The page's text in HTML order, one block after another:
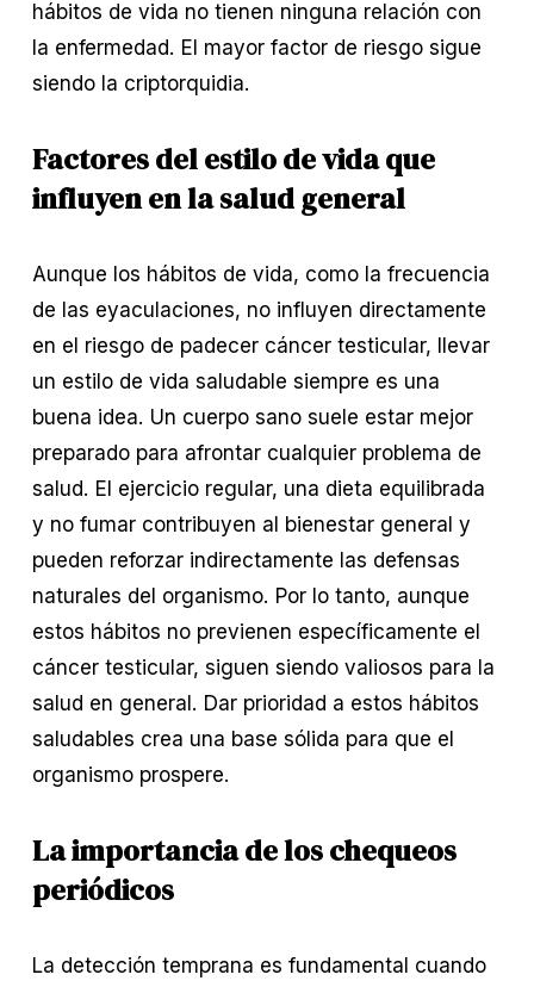
hábitos de vida no tienen ninguna relación con
la enfermedad. El mayor factor de riesgo sigue
siendo la criptorquidia.
Factores del estilo de vida que
influyen en la salud general
Aunque los hábitos de vida, como la frecuencia
de las eyaculaciones, no influyen directamente
en el riesgo de padecer cáncer testicular, llevar
un estilo de vida saludable siempre es una
buena idea. Un cuerpo sano suele estar mejor
preparado para afrontar cualquier problema de
salud. El ejercicio regular, una dieta equilibrada
y no fumar contribuyen al bienestar general y
pueden reforzar indirectamente las defensas
naturales del organismo. Por lo tanto, aunque
estos hábitos no previenen específicamente el
cáncer testicular, siguen siendo valiosos para la
salud en general. Dar prioridad a estos hábitos
saludables crea una base sólida para que el
organismo prospere.
La importancia de los chequeos
periódicos
La detección temprana es fundamental cuando